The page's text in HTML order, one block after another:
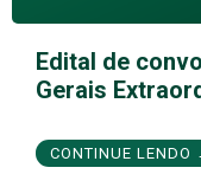
Edital de
Gerais
CONTINUE LENDO